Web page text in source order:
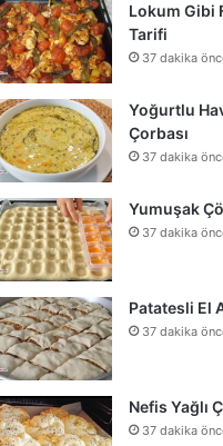
Lokum Gibi
Tarifi
37 dakika
Yoğurtlu
Çorbası
37 dakika
Yumuşak
37 dakika
Patatesli El
37 dakika
Nefis Yağlı
37 dakika